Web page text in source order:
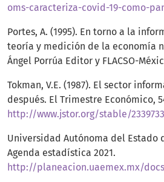
oms-caracteriza-covid-19-como-
Portes, A. (1995). En torno a la
teoría y medición de la economía
Ángel Porrúa Editor y FLACSO-
Tokman, V.E. (1987). El sector
después. El Trimestre Económico,
http://www.jstor.org/stable/
Universidad Autónoma del Estado
Agenda estadística 2021.
http://planeacion.uaemex.mx/docs/AE/